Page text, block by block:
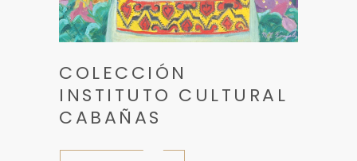
COLECCIÓN
INSTITUTO CULTURAL
CABAÑAS